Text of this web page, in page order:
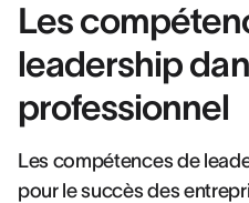
Les
leadership
professionnel
Les compétences de
pour le succès des